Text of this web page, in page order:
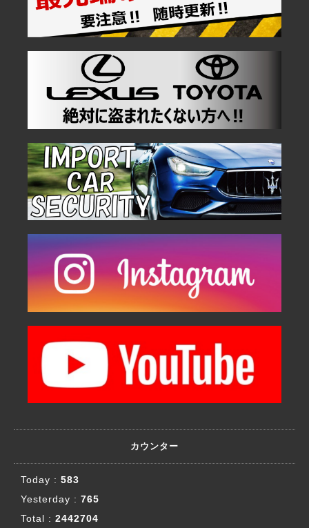
カウンター
Today : 583
Yesterday : 765
Total : 2442704